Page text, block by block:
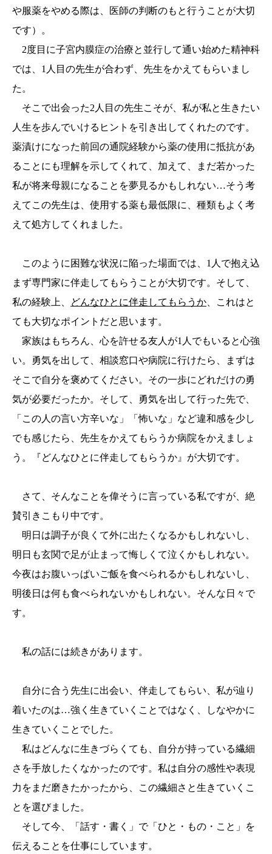
や服薬をやめる際は、医師の判断のもと行うことが大切
です）。
2度目に子宮内膜症の治療と並行して通い始めた精神科
では、1人目の先生が合わず、先生をかえてもらいまし
た。
そこで出会った2人目の先生こそが、私が私と生きたい
人生を歩んでいけるヒントを引き出してくれたのです。
薬漬けになった前回の通院経験から薬の使用に抵抗があ
ることにも理解を示してくれて、加えて、まだ若かった
私が将来母親になることを夢見るかもしれない…そう考
えてこの先生は、使用する薬も最低限に、種類もよく考
えて処方してくれました。
このように困難な状況に陥った場面では、1人で抱え込
まず専門家に伴走してもらうことが大切です。そして、
私の経験上、
どんなひとに伴走してもらうか 、これはと
ても大切なポイントだと思います。
家族はもちろん、心を許せる友人が1人でもいると心強
い。勇気を出して、相談窓口や病院に行けたら、まずは
そこで自分を褒めてください。その一歩にどれだけの勇
気が必要だったか。そして、勇気を出して行った先で、
「この人の言い方辛いな」「怖いな」など違和感を少し
でも感じたら、先生をかえてもらうか病院をかえましょ
う。『どんなひとに伴走してもらうか』が大切です。
さて、そんなことを偉そうに言っている私ですが、絶
賛引きこもり中です。
明日は調子が良くて外に出たくなるかもしれないし、
明日も玄関で足が止まって悔しくて泣くかもしれない。
今夜はお腹いっぱいご飯を食べられるかもしれないし、
明後日は何も食べられないかもしれない。そんな日々で
す。
私の話には続きがあります。
自分に合う先生に出会い、伴走してもらい、私が辿り
着いたのは…強く生きていくことではなく、しなやかに
生きていくことでした。
私はどんなに生きづらくても、自分が持っている繊細
さを手放したくなかったのです。私は自分の感性や表現
力をまだ磨きたかったから、この繊細さと生きていくこ
とを選びました。
そして今、「話す・書く」で「ひと・もの・こと」を
伝えることを仕事にしています。